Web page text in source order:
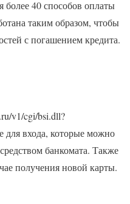
40 способов оплаты
таким образом, чтобы
с погашением кредита.
v1/cgi/bsi.dll?
для входа, которые можно
банкомата. Также
получения новой карты.